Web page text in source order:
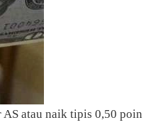
atau naik tipis 0,50 poin